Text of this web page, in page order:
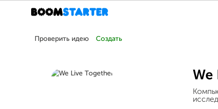
Проверить идею Создать
We